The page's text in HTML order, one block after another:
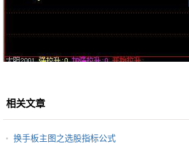
相关文章
换手板主图之选股指标公式